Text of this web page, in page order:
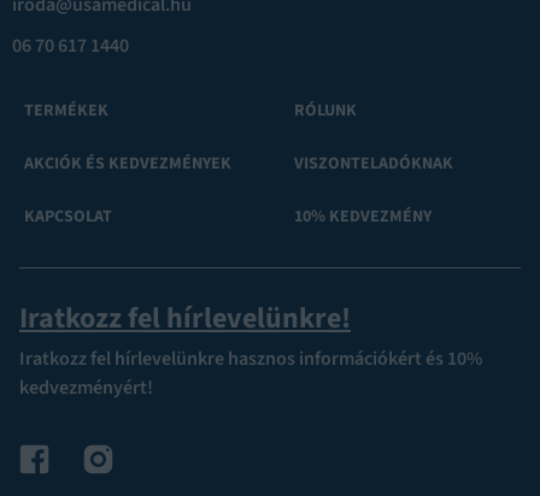
06 70 617 1440
TERMÉKEK
AKCIÓK ÉS KEDVEZMÉNYEK
KAPCSOLAT
RÓLUNK
VISZONTELADÓKNAK
10% KEDVEZMÉNY
Iratkozz fel hírlevelünkre!
Iratkozz fel hírlevelünkre hasznos információkért és 10%
kedvezményért!